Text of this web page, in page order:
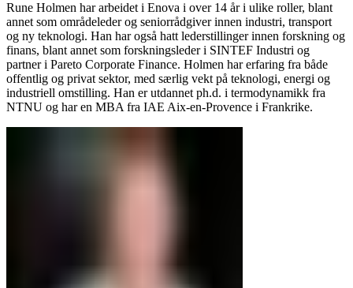
Rune Holmen har arbeidet i Enova i over 14 år i ulike roller, blant
annet som områdeleder og seniorrådgiver innen industri, transport
og ny teknologi. Han har også hatt lederstillinger innen forskning og
finans, blant annet som forskningsleder i SINTEF Industri og
partner i Pareto Corporate Finance. Holmen har erfaring fra både
offentlig og privat sektor, med særlig vekt på teknologi, energi og
industriell omstilling. Han er utdannet ph.d. i termodynamikk fra
NTNU og har en MBA fra IAE Aix-en-Provence i Frankrike.